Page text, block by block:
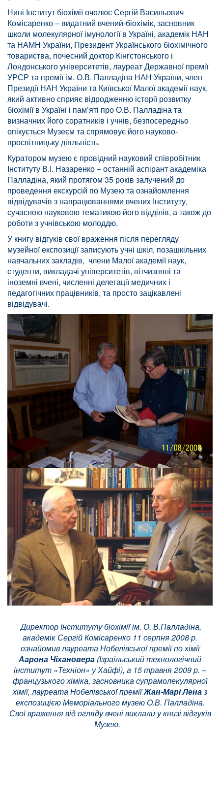
Нині Інститут біохімії очолює Сергій Васильович
Комісаренко – видатний вчений-біохімік, засновник
школи молекулярної імунології в Україні, академік НАН
та НАМН України, Президент Українського біохімічного
товариства, почесний доктор Кінгстонського і
Лондонського університетів, лауреат Державної премії
УРСР та премії ім. О.В. Палладіна НАН України, член
Президії НАН України та Київської Малої академії наук,
який активно сприяє відродженню історії розвитку
біохімії в Україні і пам’яті про О.В. Палладіна та
визначних його соратників і учнів, безпосередньо
опікується Музеєм та спрямовує його науково-
просвітницьку діяльність.
Куратором музею є провідний науковий співробітник
Інституту В.І. Назаренко – останній аспірант академіка
Палладіна, який протягом 35 років залучений до
проведення екскурсій по Музею та ознайомлення
відвідувачів з напрацюваннями вчених Інституту,
сучасною науковою тематикою його відділів, а також до
роботи з учнівською молоддю.
У книгу відгуків свої враження після перегляду
музейної експозиції записують учні шкіл, позашкільних
навчальних закладів, члени Малої академії наук,
студенти, викладачі університетів, вітчизняні та
іноземні вчені, численні делегації медичних і
педагогічних працівників, та просто зацікавлені
відвідувачі.
Директор Інституту біохімії ім. О. В.Палладіна,
академік Сергій Комісаренко 11 серпня 2008 р.
ознайомив лауреата Нобелівської премії по хімії
Аарона Чіхановера (Ізраїльський технологічний
інститут «Техніон» у Хайфі), а 15 травня 2009 р. –
французького хіміка, засновника супрамолекулярної
хімії, лауреата Нобелівської преміїЖан-Марі Леназ
експозицією Меморіального музею О.В. Палладіна.
Свої враження від огляду вчені виклали у книзі відгуків
Музею.